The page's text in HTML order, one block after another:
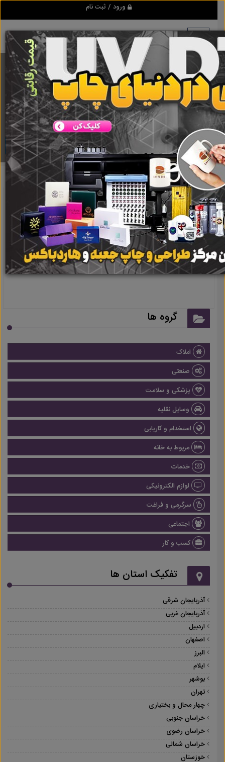
ورود / ثبت نام
برنامه اندروید ابزاریراق
مرجع نیازمندیهای ابزار و یراق آلات عمومی و صنعتی
دانلود
نتیجه ای یافت نشد
گروه ها
املاک
صنعتی
پزشکی و سلامت
وسایل نقلیه
استخدام و کاریابی
مربوط به خانه
خدمات
لوازم الکترونیکی
سرگرمی و فراغت
اجتماعی
کسب و کار
تفکیک استان ها
آذربایجان شرقی
آذربایجان غربی
اردبیل
اصفهان
البرز
ایلام
بوشهر
تهران
چهار محال و بختیاری
خراسان جنوبی
خراسان رضوی
خراسان شمالی
خوزستان